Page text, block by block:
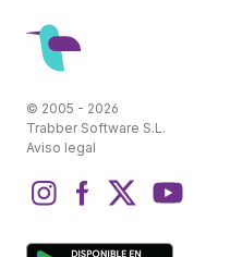
© 2005 - 2026
Trabber Software S.L.
Aviso legal